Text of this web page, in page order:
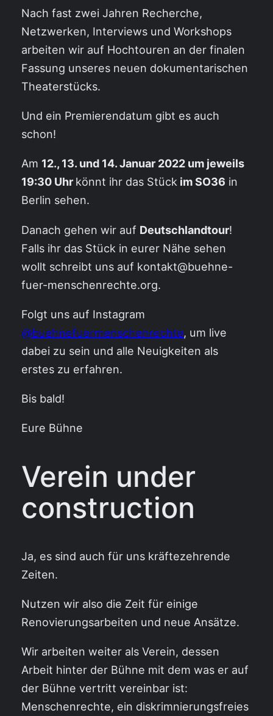
Nach fast zwei Jahren Recherche,
Netzwerken, Interviews und Workshops
arbeiten wir auf Hochtouren an der finalen
Fassung unseres neuen dokumentarischen
Theaterstücks.
Und ein Premierendatum gibt es auch
schon!
Am 12., 13. und 14. Januar 2022 um jeweils
19:30 Uhr könnt ihr das Stück im SO36 in
Berlin sehen.
Danach gehen wir auf Deutschlandtour!
Falls ihr das Stück in eurer Nähe sehen
wollt schreibt uns auf kontakt@buehne-
fuer-menschenrechte.org.
Folgt uns auf Instagram
@buehnefuermenschenrechte, um live
dabei zu sein und alle Neuigkeiten als
erstes zu erfahren.
Bis bald!
Eure Bühne
Verein under
construction
Ja, es sind auch für uns kräftezehrende
Zeiten.
Nutzen wir also die Zeit für einige
Renovierungsarbeiten und neue Ansätze.
Wir arbeiten weiter als Verein, dessen
Arbeit hinter der Bühne mit dem was er auf
der Bühne vertritt vereinbar ist:
Menschenrechte, ein diskrimnierungsfreies